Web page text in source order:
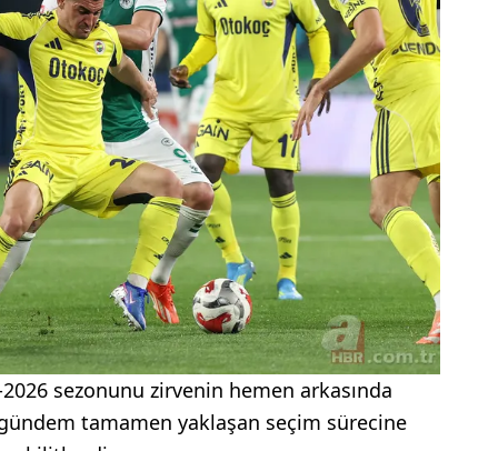
sezonunu zirvenin hemen arkasında
tamamen yaklaşan seçim sürecine